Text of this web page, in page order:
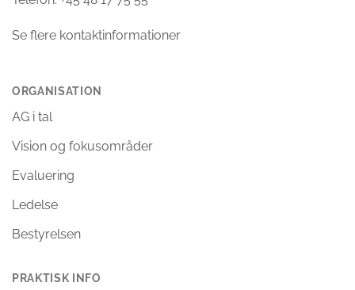
Se flere kontaktinformationer
ORGANISATION
AG i tal
Vision og fokusområder
Evaluering
Ledelse
Bestyrelsen
PRAKTISK INFO